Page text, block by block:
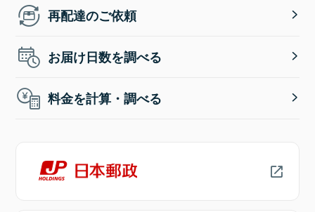
再配達のご依頼
お届け日数を調べる
料金を計算・調べる